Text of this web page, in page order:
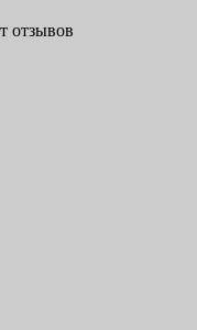
отзывов